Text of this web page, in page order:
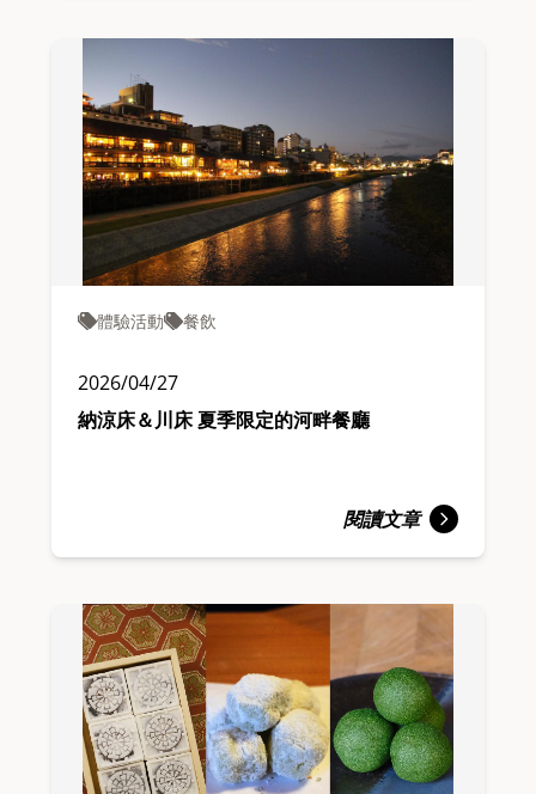
體驗活動 餐飲
2026/04/27
納涼床＆川床 夏季限定的河畔餐廳
閱讀文章